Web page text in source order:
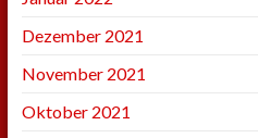
Dezember 2021
November 2021
Oktober 2021